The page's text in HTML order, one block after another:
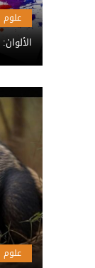
علوم
علوم